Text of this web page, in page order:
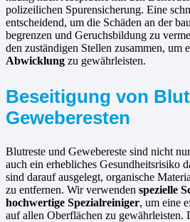
polizeilichen Spurensicherung. Eine
entscheidend, um die Schäden an der
begrenzen und Geruchsbildung zu
den zuständigen Stellen zusammen, um
Abwicklung zu gewährleisten.
Beseitigung von
Geweberesten
Blutreste und Gewebereste sind nicht
auch ein erhebliches Gesundheitsrisiko
sind darauf ausgelegt, organische
zu entfernen. Wir verwenden spezielle
hochwertige Spezialreiniger, um eine
auf allen Oberflächen zu gewährleisten.